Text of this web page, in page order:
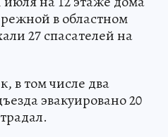
в областном
27 спасателей на
в том числе два
эвакуировано 20